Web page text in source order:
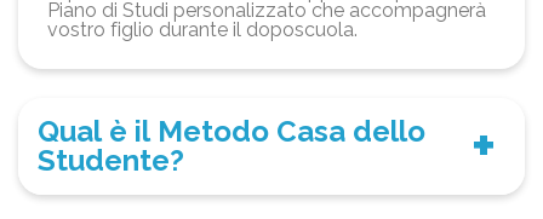
Piano di Studi personalizzato che accompagnerà
vostro figlio durante il doposcuola.
Qual è il Metodo Casa dello
Studente?